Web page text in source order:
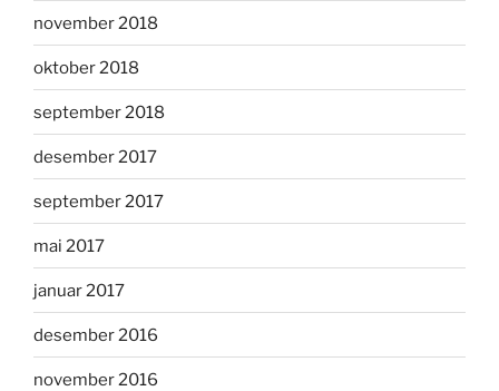
november 2018
oktober 2018
september 2018
desember 2017
september 2017
mai 2017
januar 2017
desember 2016
november 2016